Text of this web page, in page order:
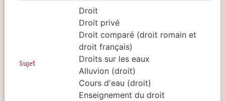
Sujet
Droit
Droit privé
Droit comparé (droit romain et
droit français)
Droits sur les eaux
Alluvion (droit)
Cours d'eau (droit)
Enseignement du droit